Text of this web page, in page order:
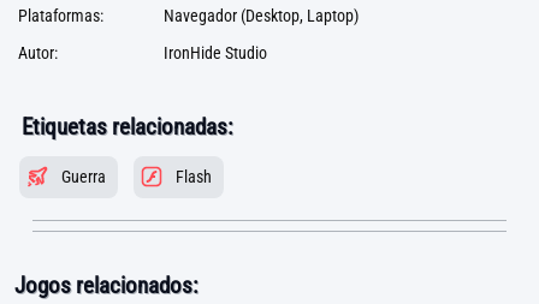
Plataformas:
Navegador (Desktop, Laptop)
Autor:
IronHide Studio
Etiquetas relacionadas:
Guerra Flash
Jogos relacionados: